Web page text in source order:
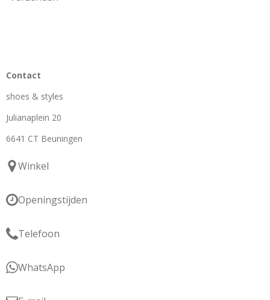
Contact
shoes & styles
Julianaplein 20
6641 CT Beuningen
Winkel
Openingstijden
Telefoon
WhatsApp